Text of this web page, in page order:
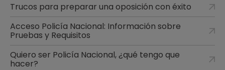
Trucos para preparar una oposición con éxito
Acceso Policía Nacional: Información sobre
Pruebas y Requisitos
Quiero ser Policía Nacional, ¿qué tengo que
hacer?